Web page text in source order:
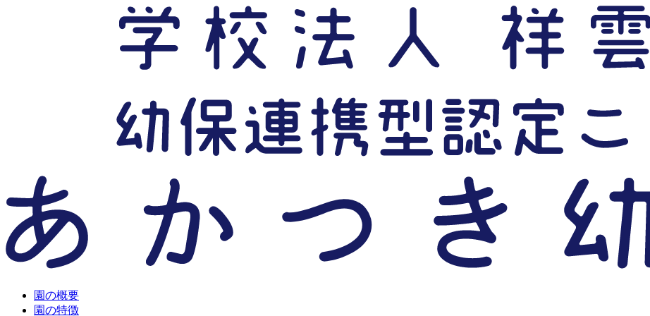
園の概要
園の特徴